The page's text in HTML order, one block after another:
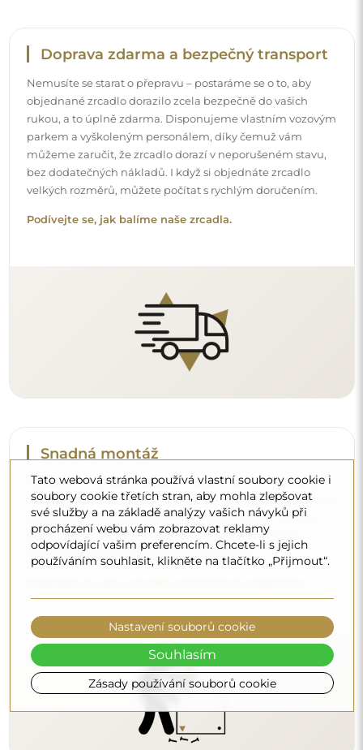
Snadná montáž
Zajišťujeme výrobu a dodání zrcadel, zatímco montáž je
na vaší straně. Vzhledem ke specifičnosti každého prostoru
nenabízíme standardní montážní příslušenství. To vám
nejlépe vyhovují vašim stěnám a potřebám.
Čištění a péče
Pro zachování optimálního lesku stačí utěrka z
mikrovlákna a teplá voda. Pokud se rozhodnete pro
specializované přípravky, dbejte na to, aby měly neutrální
pH (kolem 7). Vyhněte se silným čisticím prostředkům
Chcete se dozvědět více?
Objevte více tipů na našem blogu.
Tato webová stránka používá vlastní soubory cookie i
soubory cookie třetích stran, aby mohla zlepšovat
své služby a na základě analýzy vašich návyků při
procházení webu vám zobrazovat reklamy
odpovídající vašim preferencím. Chcete-li s jejich
používáním souhlasit, klikněte na tlačítko „Přijmout“.
Zásady používání souborů cookie
Nastavení souborů cookie
Souhlasím